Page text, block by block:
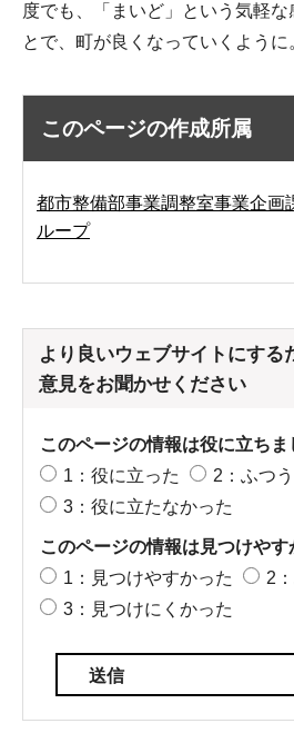
度でも、「まいど」という気軽な
とで、町が良くなっていくように
このページの作成所属
都市整備部事業調整室事業企画
ループ
より良いウェブサイトにする
意見をお聞かせください
このページの情報は役に立ちま
1：役に立った
2：ふつう
3：役に立たなかった
このページの情報は見つけやす
1：見つけやすかった
2
3：見つけにくかった